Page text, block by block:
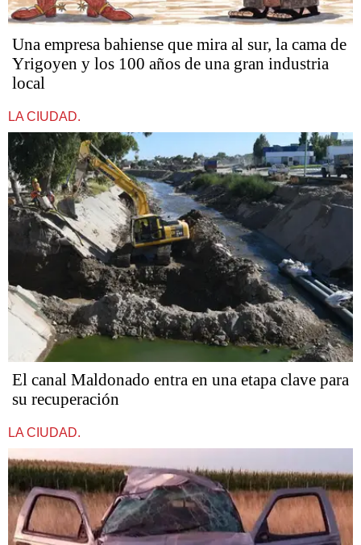
Una empresa bahiense que mira al sur, la cama de
Yrigoyen y los 100 años de una gran industria
local
LA CIUDAD.
El canal Maldonado entra en una etapa clave para
su recuperación
LA CIUDAD.